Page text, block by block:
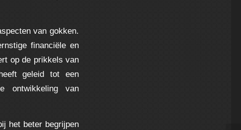
van gokken.
financiële en
op de prikkels van
geleid tot een
ontwikkeling van
het beter begrijpen